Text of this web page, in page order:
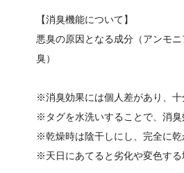
【消臭機能について】
悪臭の原因となる成分（アンモ
臭）
※消臭効果には個人差があり、十
※タグを水洗いすることで、消臭
※乾燥時は陰干しにし、完全に乾
※天日にあてると劣化や変色する